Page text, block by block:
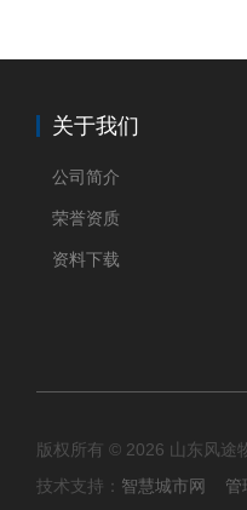
关于我们
公司简介
荣誉资质
资料下载
版权所有 © 2026 山东风
技术支持： 智慧城市网 管